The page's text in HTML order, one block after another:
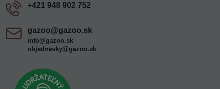
+421 948 902 752
gazoo​@gazoo​.sk
info@gazoo.sk
objednavky@gazoo.sk